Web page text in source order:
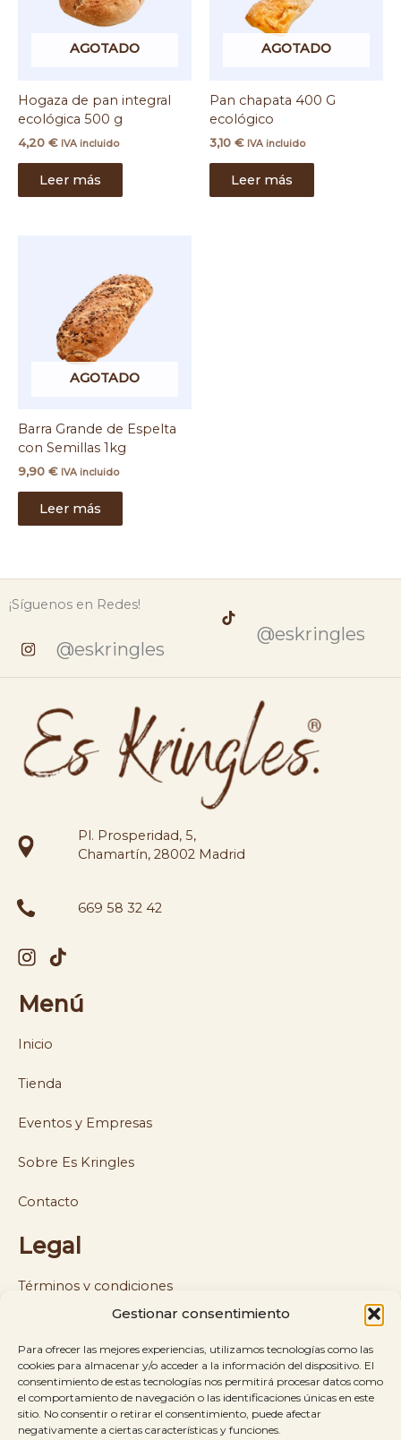
Gestionar consentimiento
Para ofrecer las mejores experiencias, utilizamos tecnologías como las
cookies para almacenar y/o acceder a la información del dispositivo. El
consentimiento de estas tecnologías nos permitirá procesar datos como
el comportamiento de navegación o las identificaciones únicas en este
sitio. No consentir o retirar el consentimiento, puede afectar
negativamente a ciertas características y funciones.
AGOTADO
Hogaza de pan integral
ecológica 500 g
4,20 € IVA incluido
Leer más
AGOTADO
Pan chapata 400 G
ecológico
3,10 € IVA incluido
Leer más
AGOTADO
Barra Grande de Espelta
con Semillas 1kg
9,90 € IVA incluido
Leer más
¡Síguenos en Redes!
@eskringles
@eskringles
Pl. Prosperidad, 5,
Chamartín, 28002 Madrid
669 58 32 42
Menú
Inicio
Tienda
Eventos y Empresas
Sobre Es Kringles
Contacto
Legal
Términos y condiciones
Política de envíos y reembolsos
Aviso legal